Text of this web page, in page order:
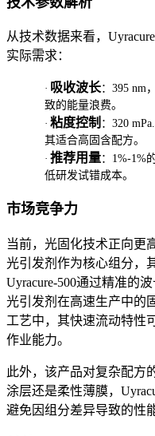
从技术数据来看，
实际需求：
· 吸收波长： 395 nm
致的能量浪费。
· 粘度控制 ： 320
其适合高固含配方。
· 推荐用量： 1%-1%
低研发试错成本。
市场竞争力
当前，光固化技术正向更
光引发剂作为核心组分，
Uyracure-500通过精准的
光引发剂在高速生产中的
工艺中，其快速流动特性
作业能力。
此外，该产品对复杂配方
涂层还是柔性薄膜，
避免因组分差异导致的性